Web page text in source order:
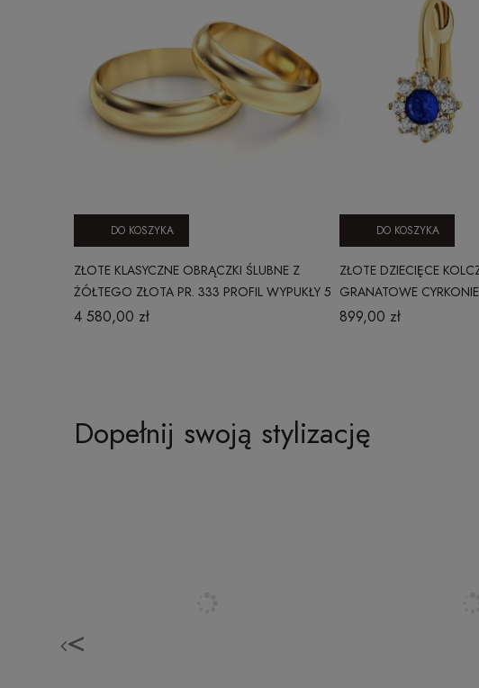
ZŁOTE KLASYCZNE OBRĄCZKI ŚLUBNE Z
ŻÓŁTEGO ZŁOTA PR. 333 PROFIL WYPUKŁY 5
MM
4 580,00 zł
DO KOSZYKA
ZŁOTE DZIECIĘCE
GRANATOWE
899,00 zł
DO KOSZYKA
Dopełnij swoją stylizację
<